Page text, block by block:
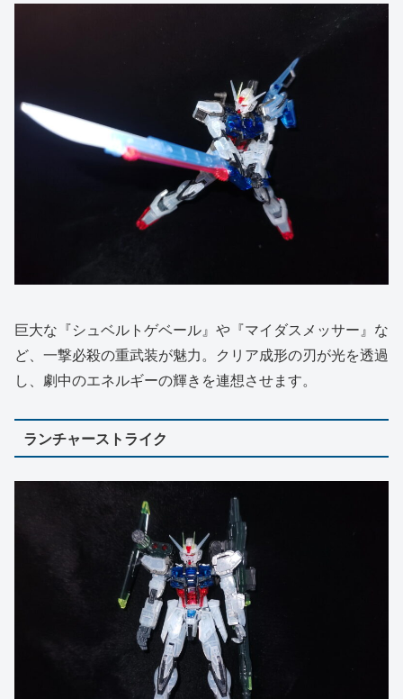
巨大な『シュベルトゲベール』や『マイダスメッサー』な
ど、一撃必殺の重武装が魅力。クリア成形の刃が光を透過
し、劇中のエネルギーの輝きを連想させます。
ランチャーストライク